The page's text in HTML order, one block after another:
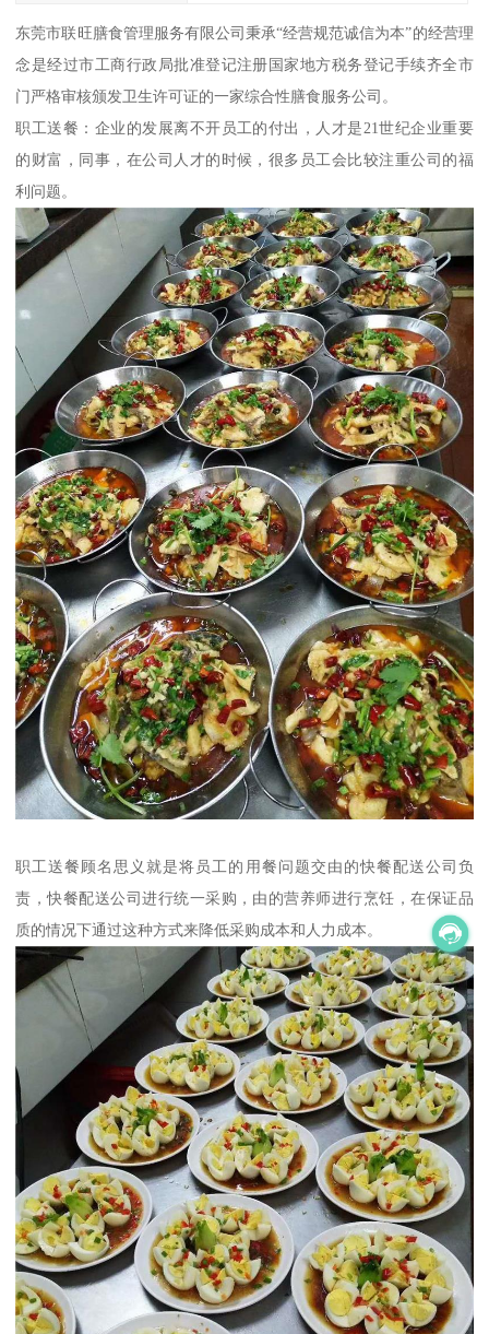
东莞市联旺膳食管理服务有限公司秉承“经营规范诚信为本”的经营理
念是经过市工商行政局批准登记注册国家地方税务登记手续齐全市
门严格审核颁发卫生许可证的一家综合性膳食服务公司。
职工送餐：企业的发展离不开员工的付出，人才是21世纪企业重要
的财富，同事，在公司人才的时候，很多员工会比较注重公司的福
利问题。
职工送餐顾名思义就是将员工的用餐问题交由的快餐配送公司负
责，快餐配送公司进行统一采购，由的营养师进行烹饪，在保证品
质的情况下通过这种方式来降低采购成本和人力成本。